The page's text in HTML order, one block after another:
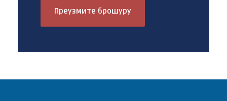
Преузмите брошуру